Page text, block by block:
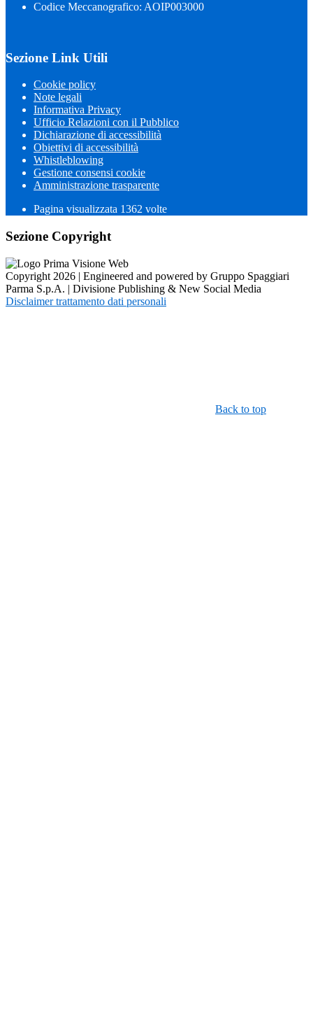
Codice Meccanografico: AOIP003000
Sezione Link Utili
Cookie policy
Note legali
Informativa Privacy
Ufficio Relazioni con il Pubblico
Dichiarazione di accessibilità
Obiettivi di accessibilità
Whistleblowing
Gestione consensi cookie
Amministrazione trasparente
Pagina visualizzata 1362 volte
Sezione Copyright
Copyright 2026 | Engineered and powered by Gruppo Spaggiari
Parma S.p.A. | Divisione Publishing & New Social Media
Disclaimer trattamento dati personali
Back to top